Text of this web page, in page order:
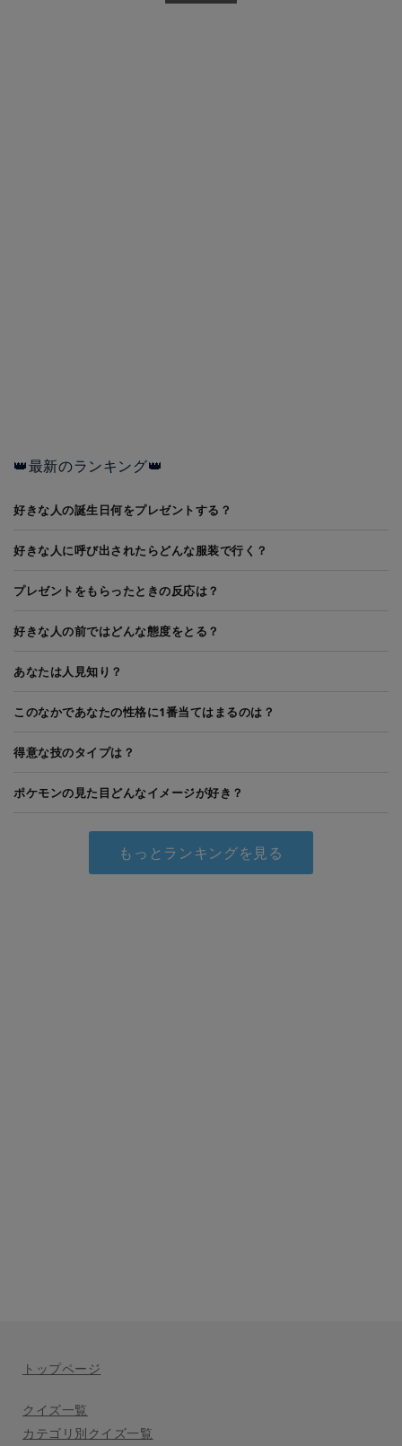
👑最新のランキング👑
好きな人の誕生日何をプレゼントする？
好きな人に呼び出されたらどんな服装で行く？
プレゼントをもらったときの反応は？
好きな人の前ではどんな態度をとる？
あなたは人見知り？
このなかであなたの性格に1番当てはまるのは？
得意な技のタイプは？
ポケモンの見た目どんなイメージが好き？
もっとランキングを見る
トップページ
クイズ一覧
カテゴリ別クイズ一覧